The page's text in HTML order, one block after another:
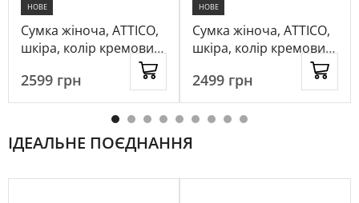
НОВЕ
Сумка жіноча, ATTICO,
шкіра, колір кремовий,
2599 грн
НОВЕ
Сумка жіноча, ATTICO,
шкіра, колір кремовий,
2499 грн
ІДЕАЛЬНЕ ПОЄДНАННЯ